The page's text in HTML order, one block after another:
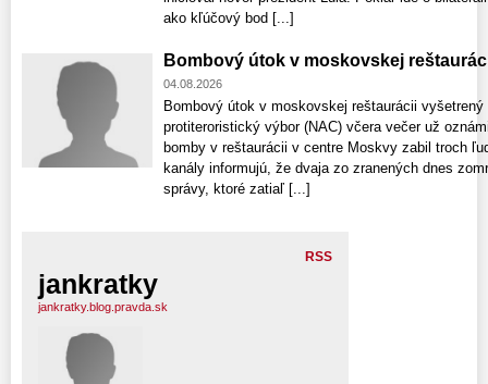
ako kľúčový bod [...]
Bombový útok v moskovskej
04.08.2026
Bombový útok v moskovskej reštaurácii
protiteroristický výbor (NAC) včera večer už
bomby v reštaurácii v centre Moskvy zabil troch
kanály informujú, že dvaja zo zranených dnes
správy, ktoré zatiaľ [...]
RSS
jankratky
jankratky.blog.pravda.sk